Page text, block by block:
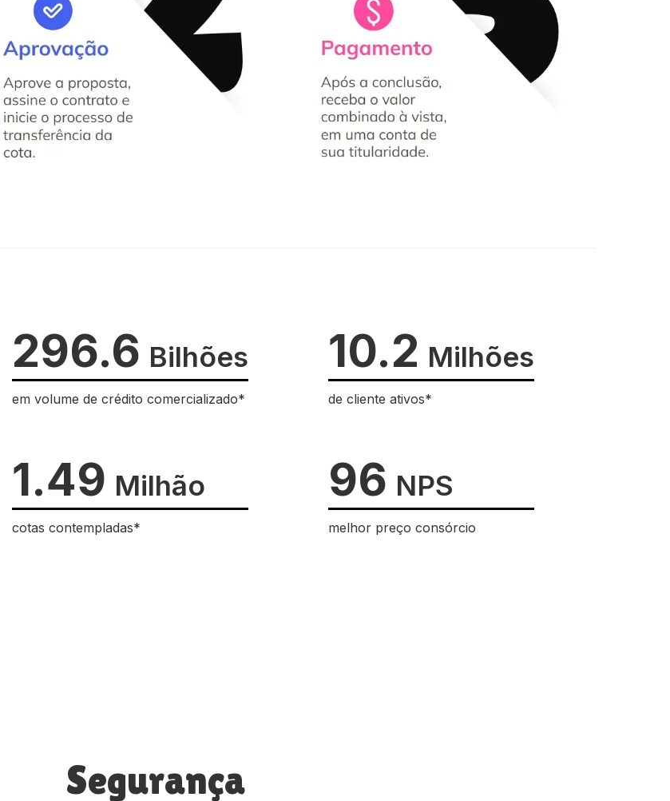
296.6 Bilhões
em volume de crédito comercializado*
10.2 Milhões
de cliente ativos*
1.49 Milhão
cotas contempladas*
96 NPS
melhor preço consórcio
Segurança